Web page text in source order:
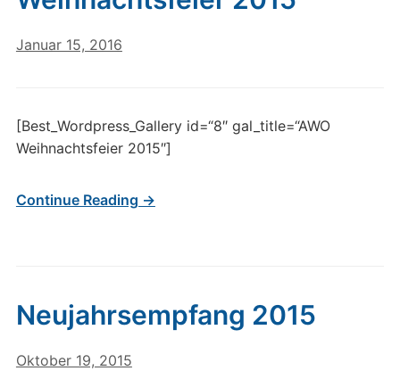
Januar 15, 2016
[Best_Wordpress_Gallery id=“8″ gal_title=“AWO
Weihnachtsfeier 2015″]
Continue Reading →
Neujahrsempfang 2015
Oktober 19, 2015